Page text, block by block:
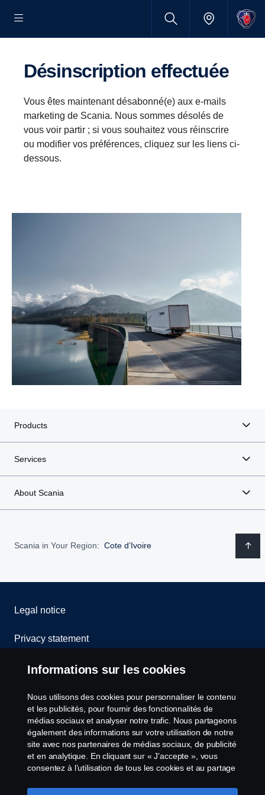
Désinscription effectuée
Vous êtes maintenant désabonné(e) aux e-mails
marketing de Scania. Nous sommes désolés de
vous voir partir ; si vous souhaitez vous réinscrire
ou modifier vos préférences, cliquez sur les liens ci-
dessous.
Products
Services
About Scania
Scania in Your Region: Cote d’Ivoire
Legal notice
Privacy statement
Cookies
Contact us
Cookie settings
Informations sur les cookies
Nous utilisons des cookies pour personnaliser le contenu
et les publicités, pour fournir des fonctionnalités de
médias sociaux et analyser notre trafic. Nous partageons
également des informations sur votre utilisation de notre
site avec nos partenaires de médias sociaux, de publicité
et en analytique. En cliquant sur « J’accepte », vous
consentez à l’utilisation de tous les cookies et au partage
cookies en cliquant sur « Paramètres des cookies » et en